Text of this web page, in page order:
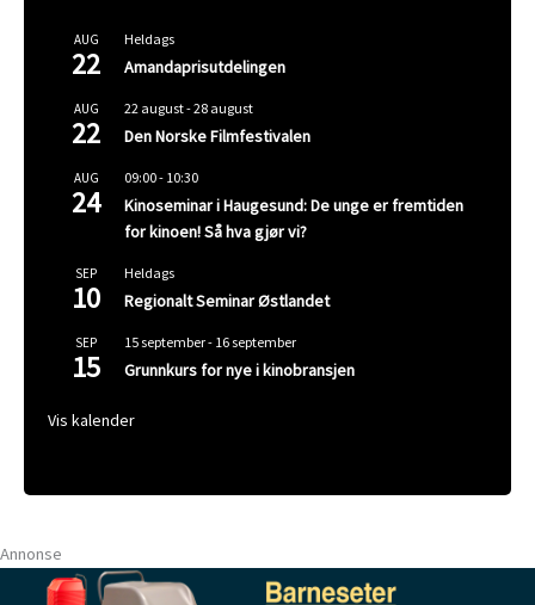
AUG
22
Heldags
Amandaprisutdelingen
AUG
22
22 august-28 august
Den Norske Filmfestivalen
AUG
24
09:00- 10:30
Kinoseminar i Haugesund: De unge er fremtiden
for kinoen! Så hva gjør vi?
SEP
10
Heldags
Regionalt Seminar Østlandet
SEP
15
15 september- 16 september
Grunnkurs for nye i kinobransjen
Vis kalender
Annonse